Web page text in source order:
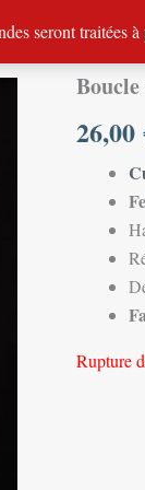
seront traitées
26,00
Rupture